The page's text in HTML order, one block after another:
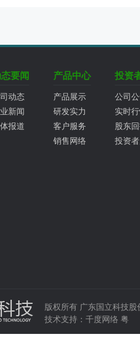
要闻
动态
新闻
报道
产品中心
产品展示
研发实力
客户服务
销售网络
投资
公司
实时
股东
投资
版权所有 广东国立科技
技术支持： 千度网络 粤